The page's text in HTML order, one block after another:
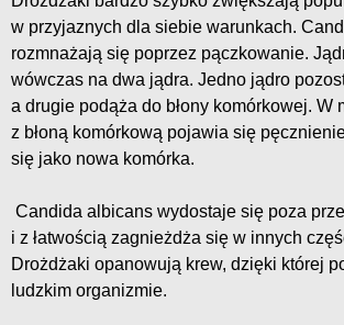
w przyjaznych dla siebie warunkach.
rozmnażają się poprzez pączkowanie.
wówczas na dwa jądra. Jedno jądro
a drugie podąża do błony komórkowej. W
z błoną komórkową pojawia się
się jako nowa komórka.
Candida albicans wydostaje się poza
i z łatwością zagnieżdża się w innych
Drożdżaki opanowują krew, dzięki której
ludzkim organizmie.